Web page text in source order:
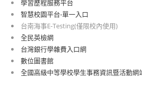
學習歷程服務平台
智慧校園平台-單一入口
台南海事E-Testing(僅限校內使用)
全民英檢網
台灣銀行學雜費入口網
數位圖書館
全國高級中等學校學生事務資訊暨活動網